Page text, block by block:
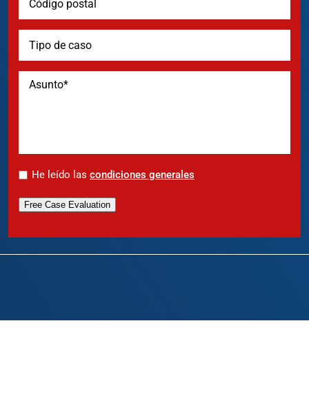
* He leído las condiciones generales
Free Case Evaluation